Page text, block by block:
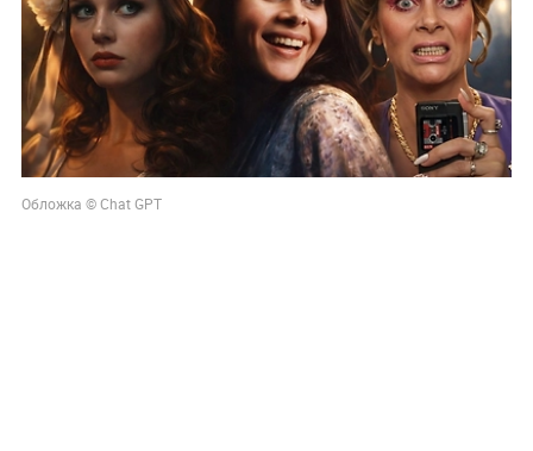
Обложка © Chat GPT